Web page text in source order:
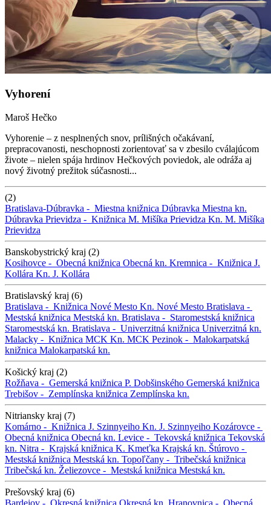
Vyhorení
Maroš Hečko
Vyhorenie – z nesplnených snov, prílišných očakávaní,
prepracovanosti, neschopnosti zorientovať sa v zbesilo cválajúcom
živote – nielen spája hrdinov Hečkových poviedok, ale odráža aj
nový životný prežitok súčasnosti...
(2)
Bratislava-Dúbravka - Miestna knižnica Dúbravka Miestna kn.
Dúbravka Prievidza - Knižnica M. Mišíka Prievidza Kn. M. Mišíka
Prievidza
Banskobystrický kraj (2)
Kosihovce - Obecná knižnica Obecná kn. Kremnica - Knižnica J.
Kollára Kn. J. Kollára
Bratislavský kraj (6)
Bratislava - Knižnica Nové Mesto Kn. Nové Mesto Bratislava -
Mestská knižnica Mestská kn. Bratislava - Staromestská knižnica
Staromestská kn. Bratislava - Univerzitná knižnica Univerzitná kn.
Malacky - Knižnica MCK Kn. MCK Pezinok - Malokarpatská
knižnica Malokarpatská kn.
Košický kraj (2)
Rožňava - Gemerská knižnica P. Dobšinského Gemerská knižnica
Trebišov - Zemplínska knižnica Zemplínska kn.
Nitriansky kraj (7)
Komárno - Knižnica J. Szinnyeiho Kn. J. Szinnyeiho Kozárovce -
Obecná knižnica Obecná kn. Levice - Tekovská knižnica Tekovská
kn. Nitra - Krajská knižnica K. Kmeťka Krajská kn. Štúrovo -
Mestská knižnica Mestská kn. Topoľčany - Tribečská knižnica
Tribečská kn. Želiezovce - Mestská knižnica Mestská kn.
Prešovský kraj (6)
Bardejov - Okresná knižnica Okresná kn. Hranovnica - Obecná